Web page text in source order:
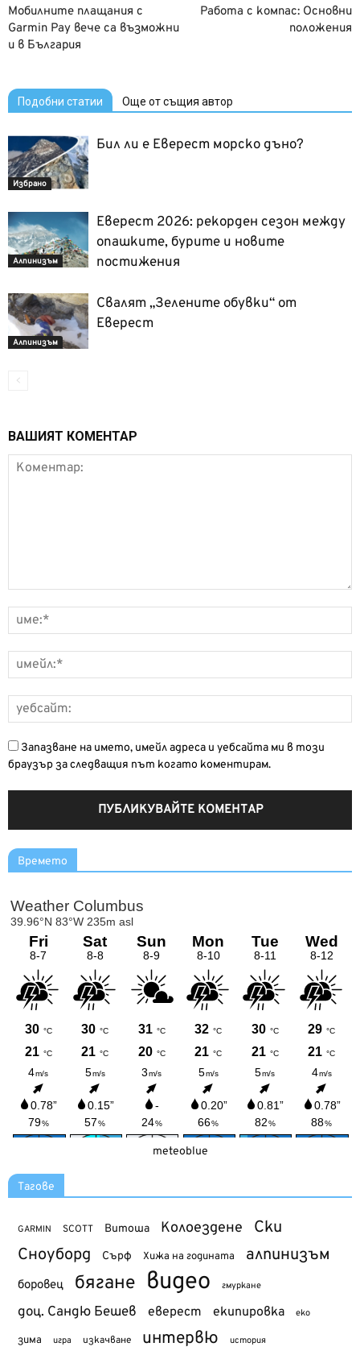
Мобилните плащания с
Garmin Pay вече са възможни
и в България
Работа с компас: Основни
положения
Подобни статии Още от същия автор
Избрано
Бил ли е Еверест морско дъно?
Алпинизъм
Еверест 2026: рекорден сезон между
опашките, бурите и новите
постижения
Алпинизъм
Свалят „Зелените обувки“ от
Еверест
ВАШИЯТ КОМЕНТАР
Запазване на името, имейл адреса и уебсайта ми в този
браузър за следващия път когато коментирам.
Времето
meteoblue
Тагове
GARMIN SCOTT Витоша Колоездене Ски
Сноуборд Сърф Хижа на годината алпинизъм
боровец бягане видео гмуркане
доц. Сандю Бешев еверест екипировка еко
зима игра изкачване интервю история